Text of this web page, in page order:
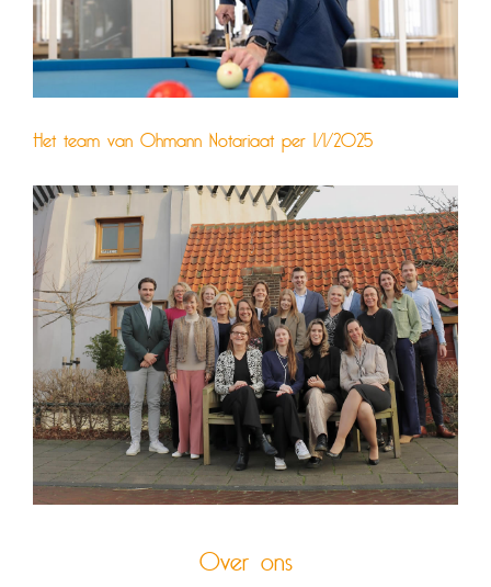
Het team van Ohmann Notariaat per 1/1/2025
Over ons